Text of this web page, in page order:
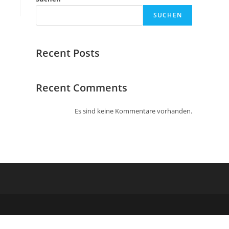
SUCHEN
Recent Posts
Recent Comments
Es sind keine Kommentare vorhanden.